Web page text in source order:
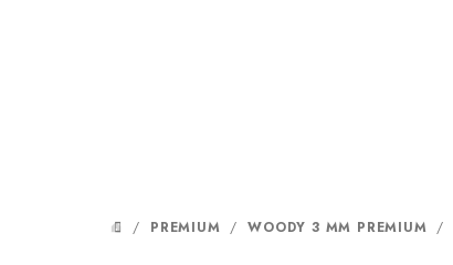
DOMŮ
/ PREMIUM / WOODY 3 MM PREMIUM /